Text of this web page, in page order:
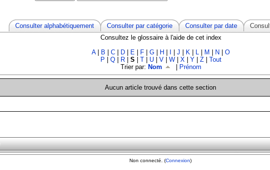
Consulter alphabétiquement Consulter par catégorie Consulter par date
Consultez le glossaire à l'aide de cet index
A| B | C | D | E | F | G | H | I | J | K | L | M | N | O
P | Q| R| S | T| U| V| W| X | Y| Z| Tout
Trier par: Nom | Prénom
Aucun article trouvé dans cette section
Non connecté. (Connexion)